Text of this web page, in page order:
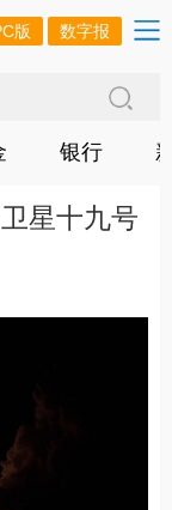
版 数字报
银行
星十九号